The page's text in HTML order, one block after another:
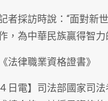
者採訪時說：“面對新
，為中華民族贏得智
法律職業資格證書》
日電】司法部國家司